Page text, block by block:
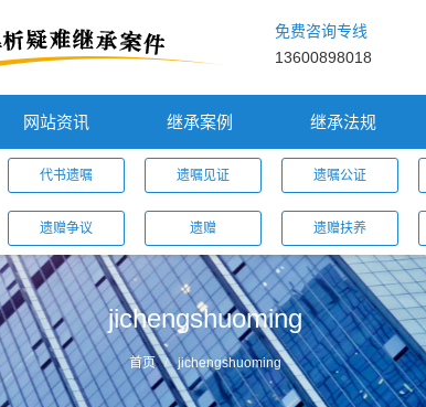
免费咨询专线
13600898018
网站资讯 继承案例 继承法规
代书遗嘱 遗嘱见证 遗嘱公证
遗赠争议 遗赠 遗赠扶养
jichengshuoming
首页 jichengshuoming